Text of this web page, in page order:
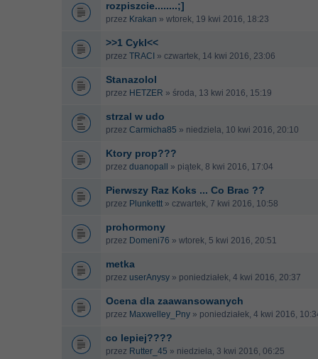
rozpiszcie........;]
przez Krakan » wtorek, 19 kwi 2016, 18:23
>>1 Cykl<<
przez TRACI » czwartek, 14 kwi 2016, 23:06
Stanazolol
przez HETZER » środa, 13 kwi 2016, 15:19
strzal w udo
przez Carmicha85 » niedziela, 10 kwi 2016, 20:10
Ktory prop???
przez duanopall » piątek, 8 kwi 2016, 17:04
Pierwszy Raz Koks ... Co Brac ??
przez Plunkettt » czwartek, 7 kwi 2016, 10:58
prohormony
przez Domeni76 » wtorek, 5 kwi 2016, 20:51
metka
przez userAnysy » poniedziałek, 4 kwi 2016, 20:37
Ocena dla zaawansowanych
przez Maxwelley_Pny » poniedziałek, 4 kwi 2016,
co lepiej????
przez Rutter_45 » niedziela, 3 kwi 2016, 06:25